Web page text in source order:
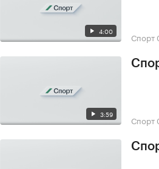
4:00 Спорт
3:59 Спорт